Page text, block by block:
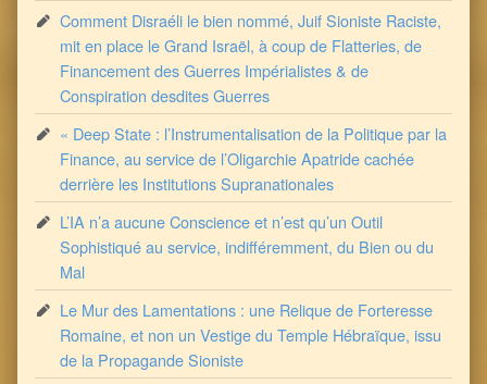
Comment Disraéli le bien nommé, Juif Sioniste Raciste,
mit en place le Grand Israël, à coup de Flatteries, de
Financement des Guerres Impérialistes & de
Conspiration desdites Guerres
« Deep State : l’Instrumentalisation de la Politique par la
Finance, au service de l’Oligarchie Apatride cachée
derrière les Institutions Supranationales
L’IA n’a aucune Conscience et n’est qu’un Outil
Sophistiqué au service, indifféremment, du Bien ou du
Mal
Le Mur des Lamentations : une Relique de Forteresse
Romaine, et non un Vestige du Temple Hébraïque, issu
de la Propagande Sioniste